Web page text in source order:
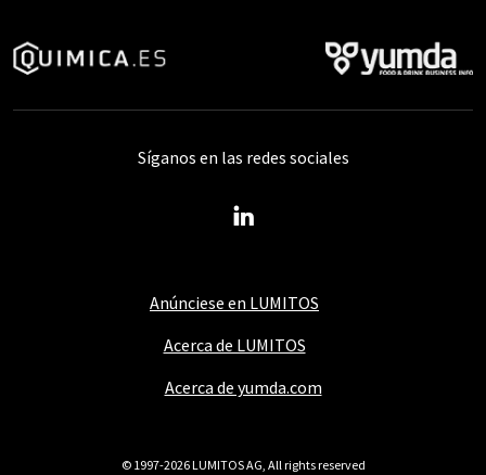
Anúnciese en LUMITOS
Acerca de LUMITOS
Acerca de yumda.com
Síganos en las redes sociales
© 1997-2026 LUMITOS AG, All rights reserved